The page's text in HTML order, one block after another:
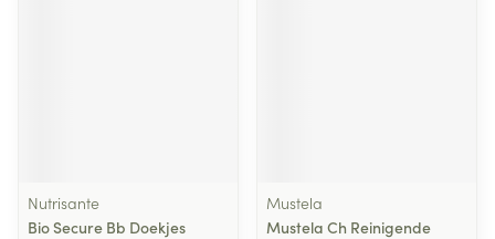
Nutrisante
Bio Secure Bb Doekjes
Mustela
Mustela Ch Reinigende